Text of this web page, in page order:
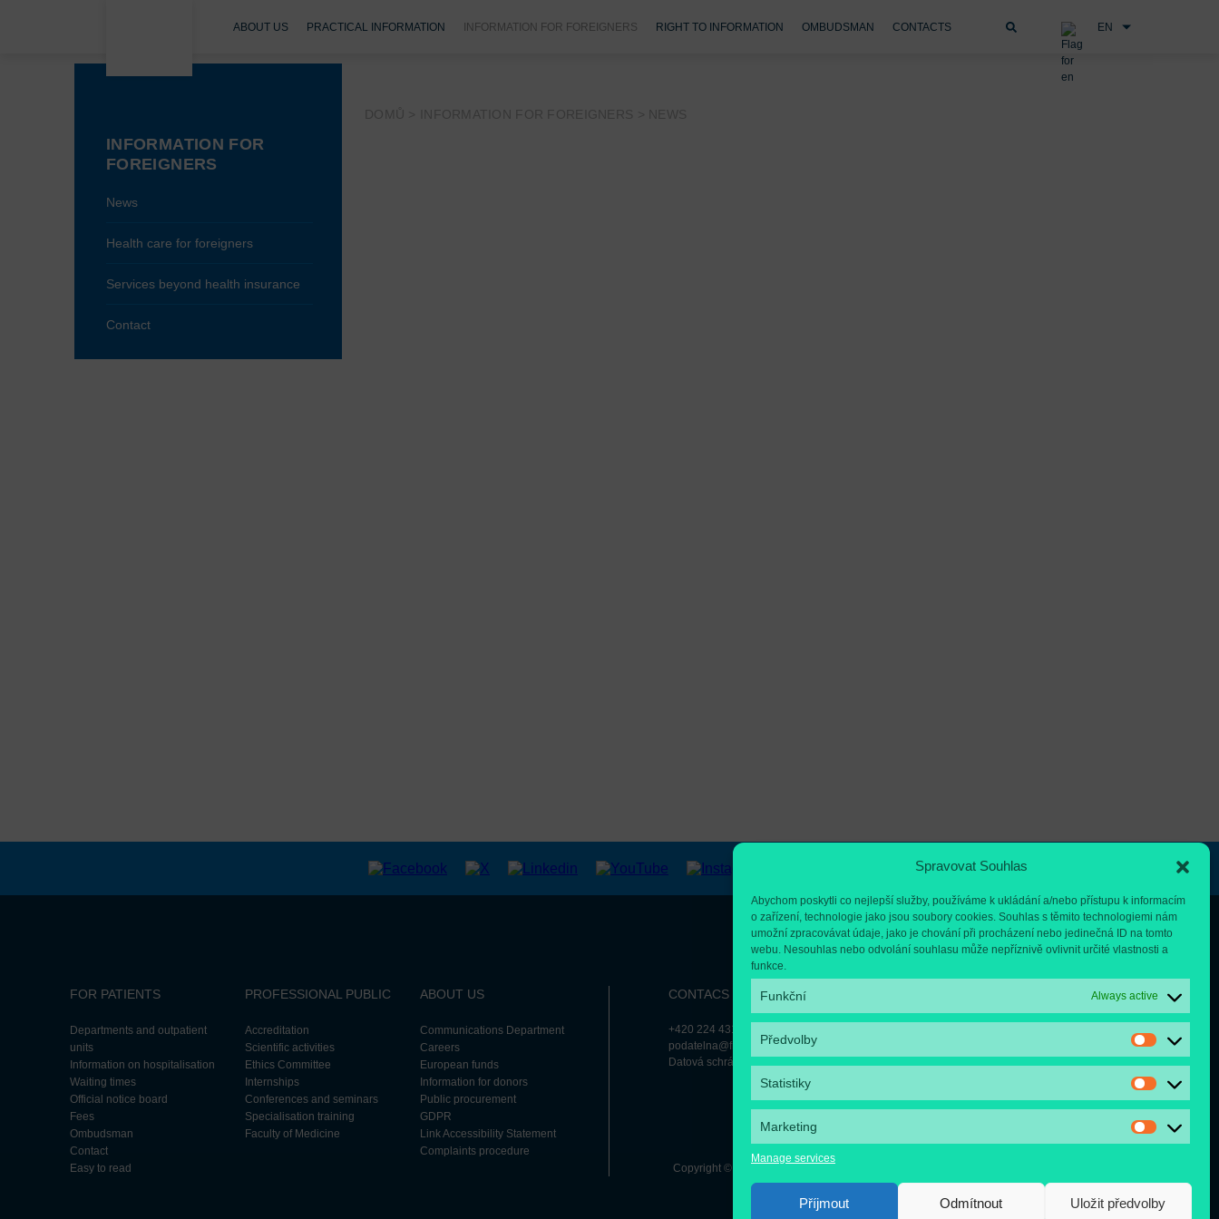
Spravovat Souhlas
Abychom poskytli co nejlepší služby, používáme k ukládání a/nebo přístupu k informacím
o zařízení, technologie jako jsou soubory cookies. Souhlas s těmito technologiemi nám
umožní zpracovávat údaje, jako je chování při procházení nebo jedinečná ID na tomto
webu. Nesouhlas nebo odvolání souhlasu může nepříznivě ovlivnit určité vlastnosti a
funkce.
Funkční Always active
Předvolby
Statistiky
Marketing
Manage services
Příjmout Odmítnout Uložit předvolby
ABOUT US PRACTICAL INFORMATION INFORMATION FOR FOREIGNERS RIGHT TO INFORMATION OMBUDSMAN CONTACTS EN
INFORMATION FOR
FOREIGNERS
News
Health care for foreigners
Services beyond health insurance
Contact
FOR PATIENTS
Departments and outpatient
units
Information on hospitalisation
Waiting times
Official notice board
Fees
Ombudsman
Contact
Easy to read
PROFESSIONAL PUBLIC
Accreditation
Scientific activities
Ethics Committee
Internships
Conferences and seminars
Specialisation training
Faculty of Medicine
ABOUT US
Communications Department
Careers
European funds
Information for donors
Public procurement
GDPR
Link Accessibility Statement
Complaints procedure
CONTACS
+420 224 431 111
podatelna@fnmotol.cz
Datová schránka: nk8bxj3
V Úvalu 84, 150 00 Praha 5
DIČ: CZ00064203
Copyright © 2026 FNMH MOTOL